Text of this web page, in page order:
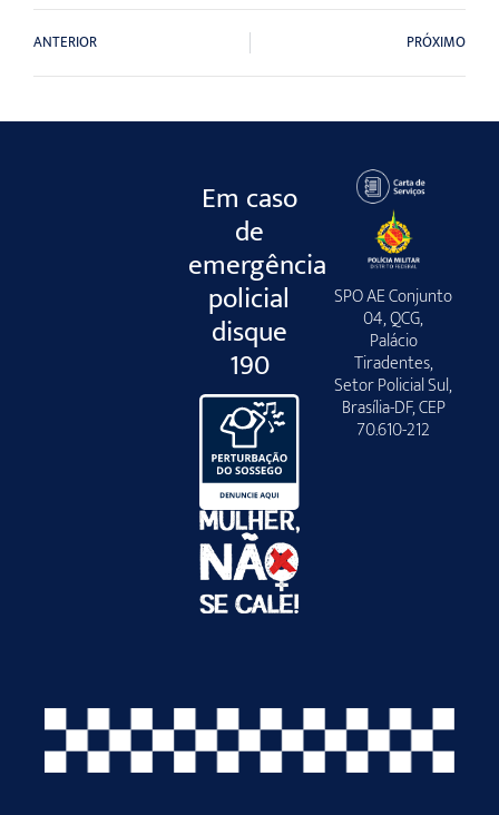
ANTERIOR PRÓXIMO
Em caso
de
emergência
policial
disque
190
SPO AE Conjunto
04, QCG,
Palácio
Tiradentes,
Setor Policial Sul,
Brasília-DF, CEP
70.610-212